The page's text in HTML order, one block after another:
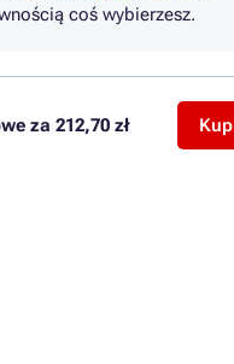
coś wybierzesz.
za 212,70 zł Kup